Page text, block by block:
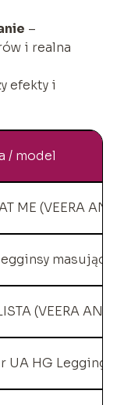
–
i realna
efekty i
/ model
ME (VEERA
masujące
(VEERA
UA HG Legging